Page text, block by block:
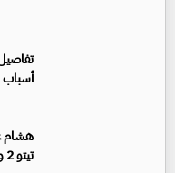
أسباب
هشام
تيتو 2 والجزيرة 3